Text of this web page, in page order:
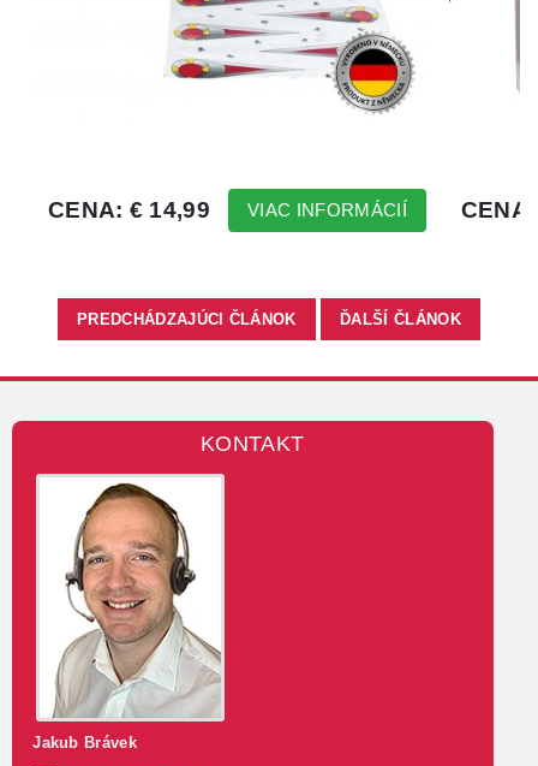
PREDCHÁDZAJÚCI ČLÁNOK ĎALŠÍ ČLÁNOK
KONTAKT
Jakub Brávek